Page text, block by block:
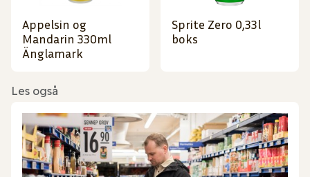
Appelsin og
Mandarin 330ml
Änglamark
Sprite Zero 0,33l
boks
Les også